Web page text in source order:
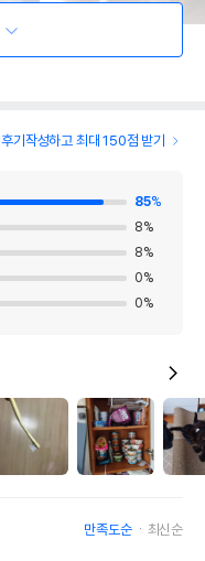
후기작성하고 최대 150점 받기
85%
8%
8%
0%
0%
만족도순 최신순